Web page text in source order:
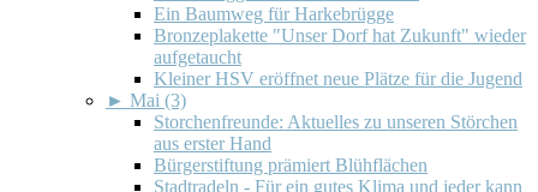
Ein Baumweg für Harkebrügge
Bronzeplakette "Unser Dorf hat Zukunft" wieder
aufgetaucht
Kleiner HSV eröffnet neue Plätze für die Jugend
► Mai (3)
Storchenfreunde: Aktuelles zu unseren Störchen
aus erster Hand
Bürgerstiftung prämiert Blühflächen
Stadtradeln - Für ein gutes Klima und jeder kann